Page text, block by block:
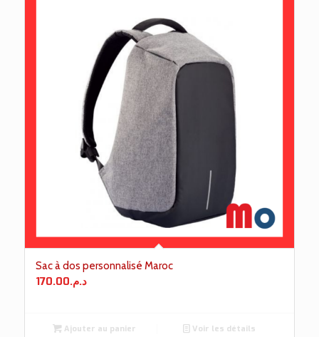
Sac à dos personnalisé Maroc
د.م.170.00
Ajouter au panier Voir les détails